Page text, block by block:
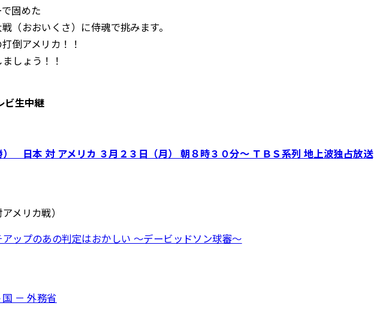
固めた
（おおいくさ）に侍魂で挑みます。
倒アメリカ！！
しょう！！
ビ生中継
日本 対 アメリカ ３月２３日（月） 朝８時３０分～ ＴＢＳ系列 地上波独占放送
メリカ戦）
ップのあの判定はおかしい ～デービッドソン球審～
－ 外務省